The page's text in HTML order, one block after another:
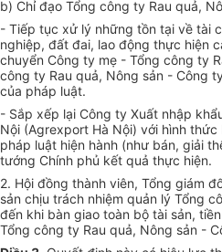
b) Chỉ đạo Tổng công ty Rau quả,
- Tiếp tục xử lý những tồn tại về tài
nghiệp, đất đai, lao động thực hiện
chuyển Công ty mẹ - Tổng công ty
công ty Rau quả, Nông sản - Công
của pháp luật.
- Sắp xếp lại Công ty Xuất nhập
Nội (Agrexport Hà Nội) với hình
pháp luật hiện hành (như bán, giải
tướng Chính phủ kết quả thực hiện.
2. Hội đồng thành viên, Tổng giám
sản chịu trách nhiệm quản lý Tổng
đến khi bàn giao toàn bộ tài sản,
Tổng công ty Rau quả, Nông sản -